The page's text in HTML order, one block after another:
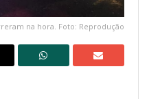
na hora. Foto: Reprodução